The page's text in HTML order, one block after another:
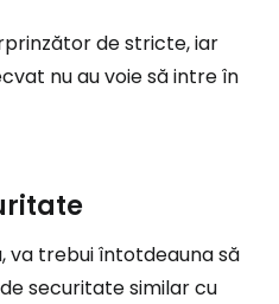
de stricte, iar
nu au voie să intre în
va trebui întotdeauna să
securitate similar cu